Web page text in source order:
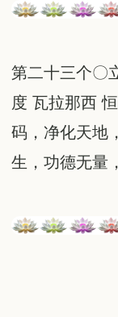
第二十三个〇
度 瓦拉那西
码，净化天地
生，功德无量